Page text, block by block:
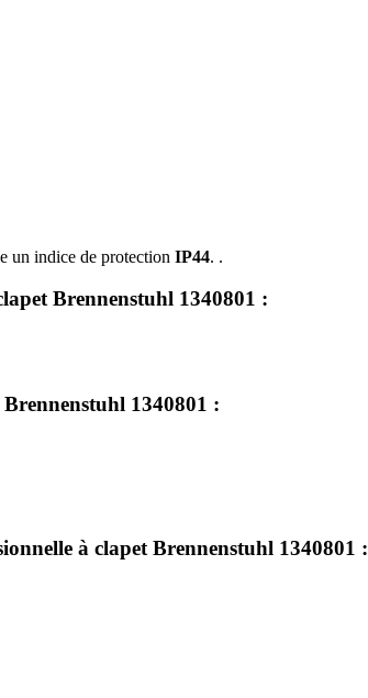
un indice de protection IP44. .
Brennenstuhl 1340801 :
Brennenstuhl 1340801 :
à clapet Brennenstuhl 1340801 :